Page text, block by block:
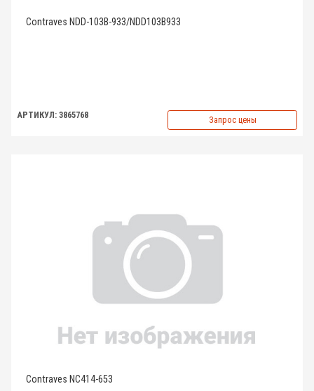
Contraves NDD-103B-933/NDD103B933
АРТИКУЛ: 3865768 Запрос цены
Contraves NC414-653